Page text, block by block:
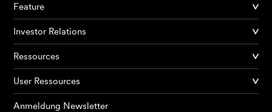
Feature
Investor Relations
Ressources
User Ressources
Anmeldung Newsletter